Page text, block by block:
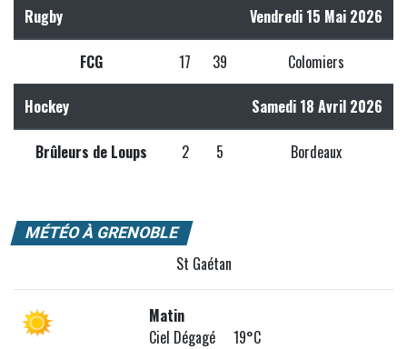
Rugby Vendredi 15 Mai 2026
FCG 17 39 Colomiers
Hockey Samedi 18 Avril 2026
Brûleurs de Loups 2 5 Bordeaux
MÉTÉO À GRENOBLE
St Gaétan
Matin
Ciel Dégagé 19°C